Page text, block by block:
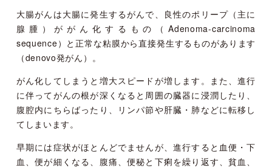
大腸がんは大腸に発生するがんで、良性のポリープ（主に
腺腫）ががん化するもの（Adenoma-carcinoma
sequence）と正常な粘膜から直接発生するものがあります
（denovo発がん）。
がん化してしまうと増大スピードが増します。また、進行
に伴ってがんの根が深くなると周囲の臓器に浸潤したり、
腹腔内にちらばったり、リンパ節や肝臓・肺などに転移し
てしまいます。
早期には症状がほとんどでませんが、進行すると血便・下
血、便が細くなる、腹痛、便秘と下痢を繰り返す、貧血、